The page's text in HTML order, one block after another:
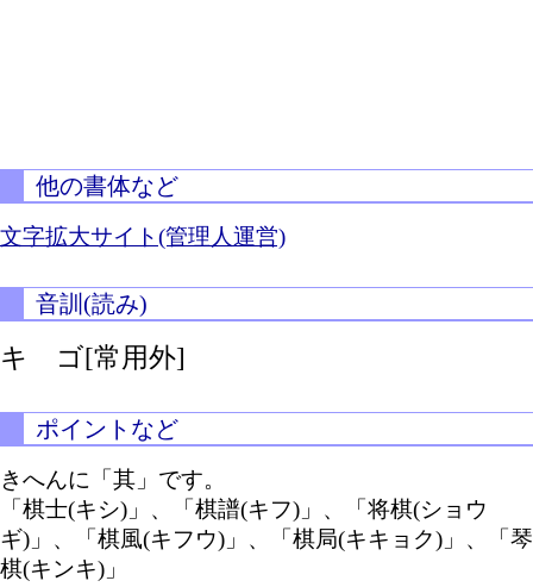
他の書体など
文字拡大サイト(管理人運営)
音訓(読み)
キ ゴ[常用外]
ポイントなど
きへんに「其」です。
「棋士(キシ)」、「棋譜(キフ)」、「将棋(ショウ
ギ)」、「棋風(キフウ)」、「棋局(キキョク)」、「琴
棋(キンキ)」